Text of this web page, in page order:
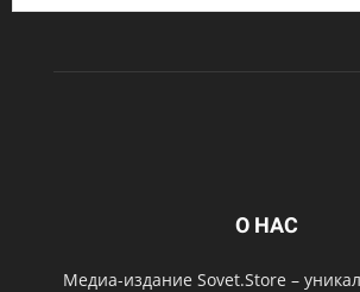
О НАС
Медиа-издание Sovet.Store –